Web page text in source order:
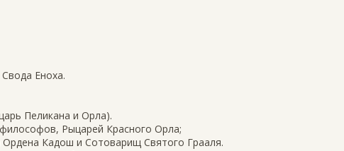
Еноха.
Пеликана и Орла).
Рыцарей Красного Орла;
Кадош и Сотоварищ Святого Грааля.